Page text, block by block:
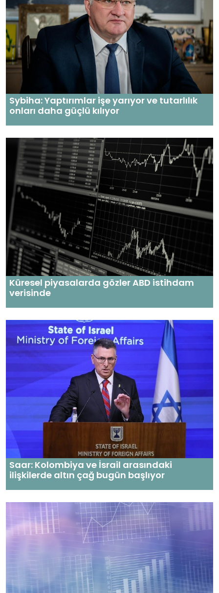
Sybiha: Yaptırımlar işe yarıyor ve tutarlılık
onları daha güçlü kılıyor
Küresel piyasalarda gözler ABD istihdam
verisinde
Saar: Kolombiya ve İsrail arasındaki
ilişkilerde altın çağ bugün başlıyor